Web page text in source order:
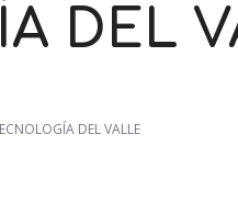
DEL
DEL VALLE